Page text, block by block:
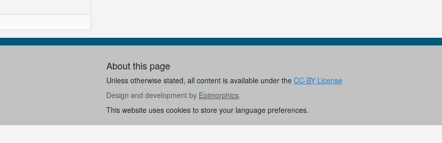
About this page
Unless otherwise stated, all content is available under the CC-BY License
Design and development by Epimorphics.
This website uses cookies to store your language preferences.